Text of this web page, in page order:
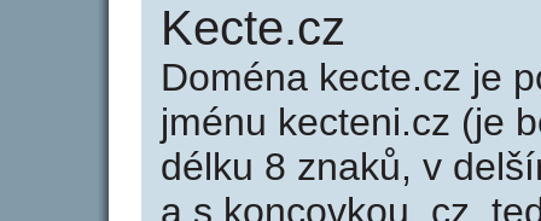
Kecte.cz
Doména kecte.cz je
jménu kecteni.cz (je
délku 8 znaků, v
a s koncovkou .cz,